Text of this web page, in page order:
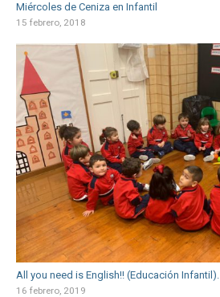
Miércoles de Ceniza en Infantil
15 febrero, 2018
All you need is English!! (Educación Infantil).
16 febrero, 2019